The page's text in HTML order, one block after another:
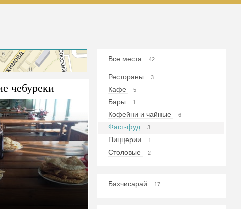
чебуреки
Все места 42
Рестораны 3
Кафе 5
Бары 1
Кофейни и чайные 6
Фаст-фуд 3
Пиццерии 1
Столовые 2
Бахчисарай 17